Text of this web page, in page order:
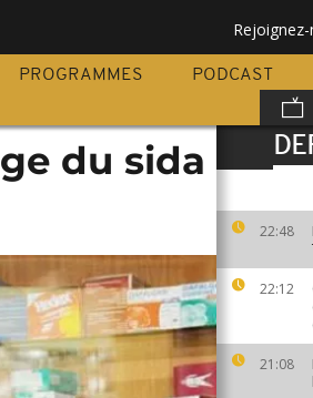
PROGRAMMES
PODCAST
22:48
22:12
21:08
du sida